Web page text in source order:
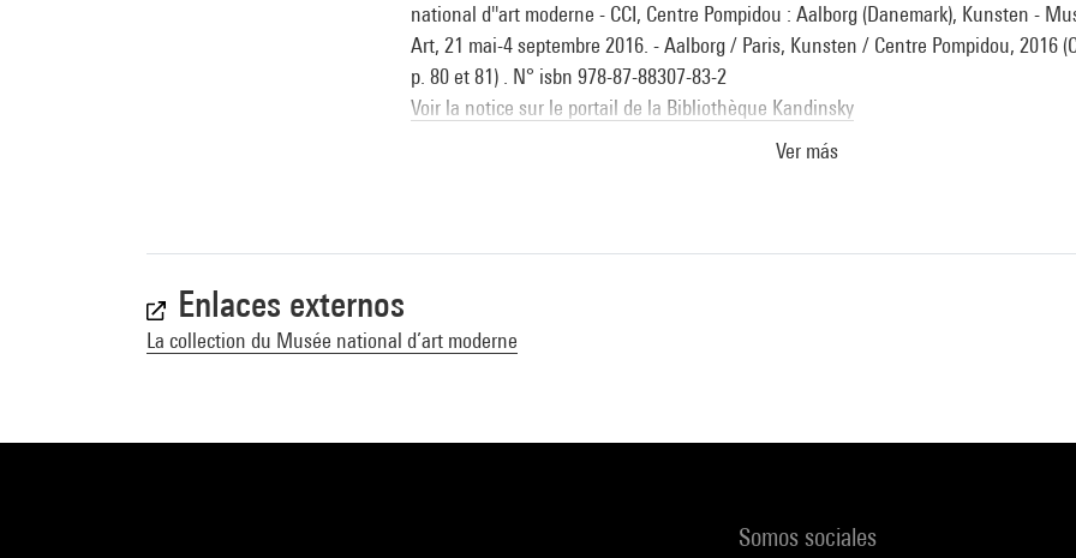
national d''art moderne - CCI, Centre Pompidou : Aalborg (Danemark), Kunsten -
Art, 21 mai-4 septembre 2016. - Aalborg / Paris, Kunsten / Centre Pompidou, 2016
p. 80 et 81) . N° isbn 978-87-88307-83-2
Voir la notice sur le portail de la Bibliothèque Kandinsky
Ver más
Enlaces externos
La collection du Musée national d’art moderne
Somos sociales